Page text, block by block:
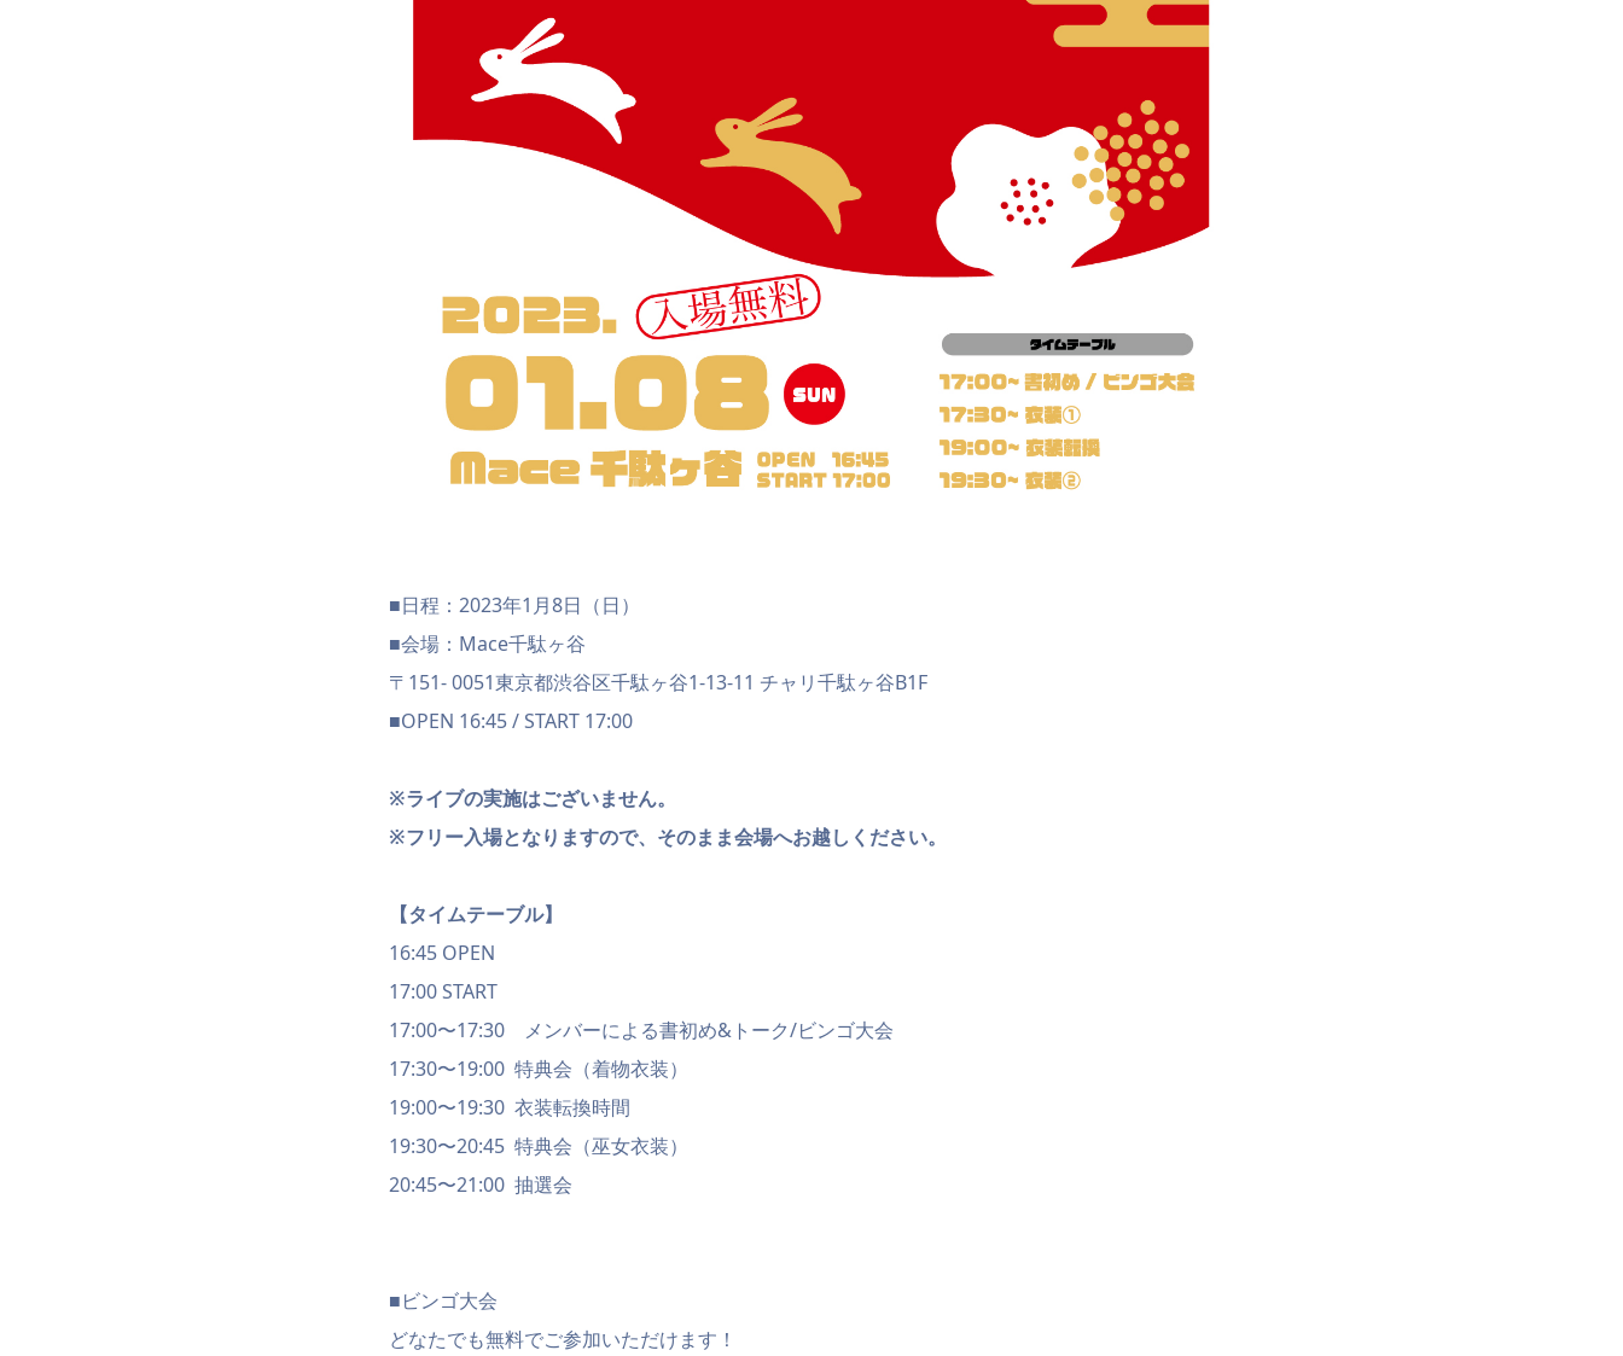
■日程：2023年1月8日（日）
■会場：Mace千駄ヶ谷
〒151- 0051東京都渋谷区千駄ヶ谷1-13-11 チャリ千駄ヶ谷B1F
■OPEN 16:45 / START 17:00
※ライブの実施はございません。
※フリー入場となりますので、そのまま会場へお越しください。
【タイムテーブル】
16:45 OPEN
17:00 START
17:00〜17:30 メンバーによる書初め&トーク/ビンゴ大会
17:30〜19:00 特典会（着物衣装）
19:00〜19:30 衣装転換時間
19:30〜20:45 特典会（巫女衣装）
20:45〜21:00 抽選会
■ビンゴ大会
どなたでも無料でご参加いただけます！